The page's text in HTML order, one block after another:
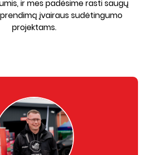
ir mes padėsime rasti saugų
įvairaus sudėtingumo
projektams.